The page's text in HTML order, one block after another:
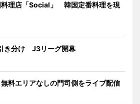
料理店「Social」 韓国定番料理を現
き分け J3リーグ開幕
料エリアなしの門司側をライブ配信